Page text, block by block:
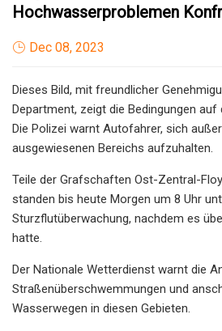
Hochwasserproblemen
Dec 08, 2023
Dieses Bild, mit freundlicher
Department, zeigt die Bedingungen auf
Die Polizei warnt Autofahrer, sich
ausgewiesenen Bereichs aufzuhalten.
Teile der Grafschaften Ost-Zentral-
standen bis heute Morgen um 8 Uhr
Sturzflutüberwachung, nachdem es
hatte.
Der Nationale Wetterdienst warnt die
Straßenüberschwemmungen und
Wasserwegen in diesen Gebieten.